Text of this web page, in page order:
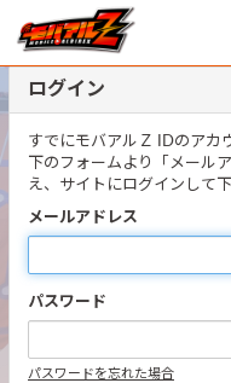
ログイン
すでにモバアルＺ IDのアカ
下のフォームより「メール
え、サイトにログインして下
メールアドレス
パスワード
パスワードを忘れた場合